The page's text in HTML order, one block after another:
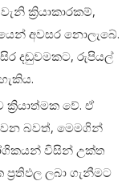
ක්‍රියාකාරකම්,
අවසර නොලැබේ.
දඬුවමකට, රුපියල්
වේ. ඒ
වන බවත්, මෙමගින්
විසින් උක්ත
ලබා ගැනීමට